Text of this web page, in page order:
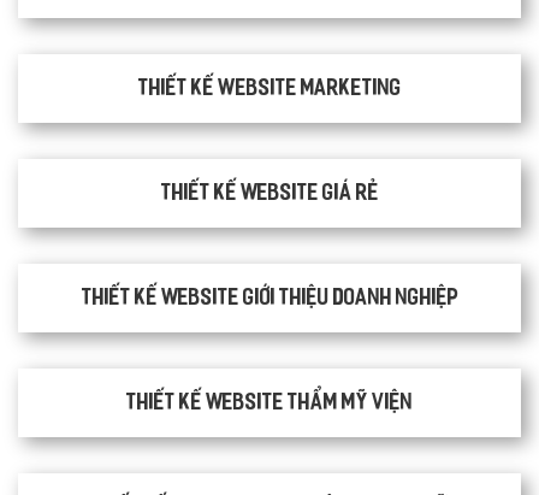
Thiết kế Website Marketing
Thiết kế website giá rẻ
Thiết kế website giới thiệu doanh nghiệp
Thiết kế website thẩm mỹ viện